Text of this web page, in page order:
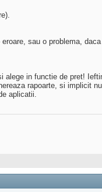
sau o problema,
alege in functie de pret!
rapoarte, si implicit
aplicatii.